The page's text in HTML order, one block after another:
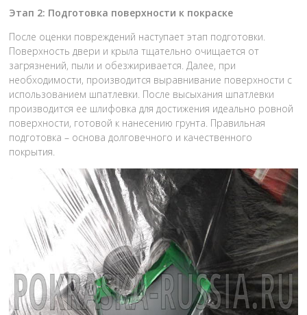
Этап 2: Подготовка поверхности к покраске
После оценки повреждений наступает этап подготовки.
Поверхность двери и крыла тщательно очищается от
загрязнений, пыли и обезжиривается. Далее, при
необходимости, производится выравнивание поверхности с
использованием шпатлевки. После высыхания шпатлевки
производится ее шлифовка для достижения идеально ровной
поверхности, готовой к нанесению грунта. Правильная
подготовка – основа долговечного и качественного
покрытия.